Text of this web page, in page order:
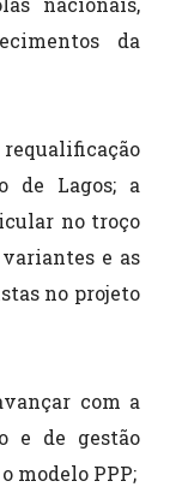
da
requalificação
de Lagos; a
no troço
e as
no projeto
com a
e de gestão
modelo PPP;